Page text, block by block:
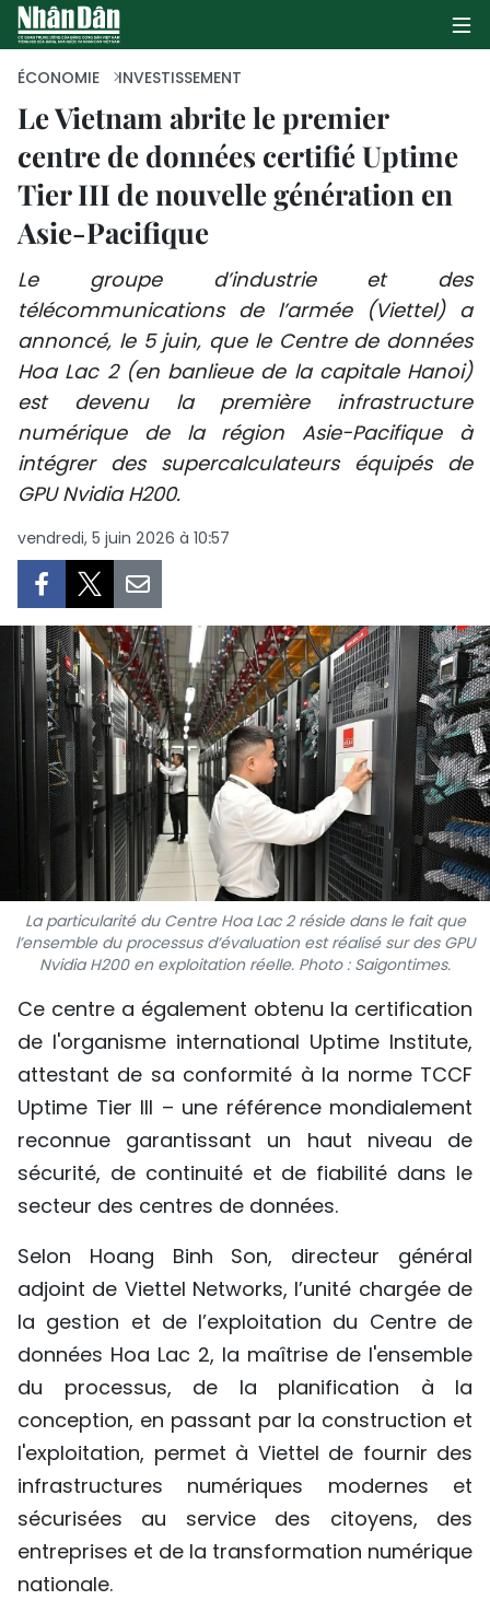
PAGE D'ACCUEIL
POLITIQUE
SOCIÉTÉ
CULTURE
TOURISME
ENVIRONNEMENT
PAYS NATAL
INTERNATIONAL
MÉGASTORIE
INFOGRAPHIE
PHOTO
VIDÉO
À PROPOS DU "PEUPLE"
TIẾNG VIỆT
中文
РУССКИЙ
ESPAÑOL
ÉCONOMIE INVESTISSEMENT
Le Vietnam abrite le premier
centre de données certifié Uptime
Tier III de nouvelle génération en
Asie-Pacifique
Le groupe d’industrie et des
télécommunications de l’armée (Viettel) a
annoncé, le 5 juin, que le Centre de données
Hoa Lac 2 (en banlieue de la capitale Hanoi)
est devenu la première infrastructure
numérique de la région Asie-Pacifique à
intégrer des supercalculateurs équipés de
GPU Nvidia H200.
vendredi, 5 juin 2026 à 10:57
La particularité du Centre Hoa Lac 2 réside dans le fait que
l’ensemble du processus d’évaluation est réalisé sur des GPU
Nvidia H200 en exploitation réelle. Photo : Saigontimes.
Ce centre a également obtenu la certification
de l'organisme international Uptime Institute,
attestant de sa conformité à la norme TCCF
Uptime Tier III – une référence mondialement
reconnue garantissant un haut niveau de
sécurité, de continuité et de fiabilité dans le
secteur des centres de données.
Selon Hoang Binh Son, directeur général
adjoint de Viettel Networks, l’unité chargée de
la gestion et de l’exploitation du Centre de
données Hoa Lac 2, la maîtrise de l'ensemble
du processus, de la planification à la
conception, en passant par la construction et
l'exploitation, permet à Viettel de fournir des
infrastructures numériques modernes et
sécurisées au service des citoyens, des
entreprises et de la transformation numérique
nationale.